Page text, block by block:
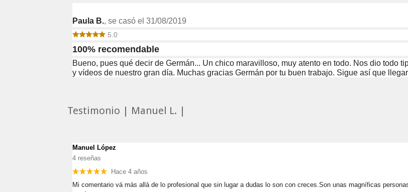
Paula B., se casó el 31/08/2019
5.0
100% recomendable
Bueno, pues qué decir de Germán... Un chico maravilloso, muy atento en todo. Nos dio todo
y vídeos de nuestro gran día. Muchas gracias Germán por tu buen trabajo. Sigue así que
Testimonio | Manuel L. |
Manuel López
4 reseñas
Hace 4 años
Mi comentario vá más allá de lo profesional que sin lugar a dudas lo son con creces.Son unas magníficas